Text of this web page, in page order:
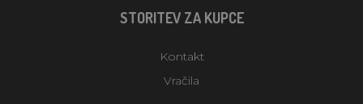
STORITEV ZA KUPCE
Kontakt
Vračila